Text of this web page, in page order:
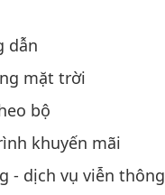
dẫn
mặt trời
bộ
khuyến mãi
- dịch vụ viễn thông